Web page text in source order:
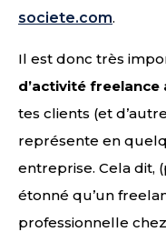
societe.com.
Il est donc très
d’activité freelance
tes clients (et
représente en
entreprise. Cela dit,
étonné qu’un
professionnelle